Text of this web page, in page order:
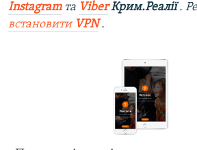
Instagramта ViberКрим.Реалії.
встановити VPN.